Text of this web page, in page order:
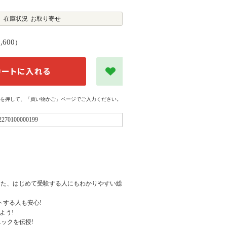
在庫状況 お取り寄せ
）
押して、「買い物かご」ページでご入力ください。
、はじめて受験する人にもわかりやすい総
する人も安心!
う!
クを伝授!